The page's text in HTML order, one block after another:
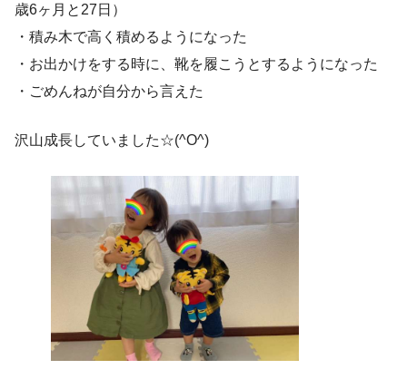
歳6ヶ月と27日）
・積み木で高く積めるようになった
・お出かけをする時に、靴を履こうとするようになった
・ごめんねが自分から言えた
沢山成長していました☆(^O^)